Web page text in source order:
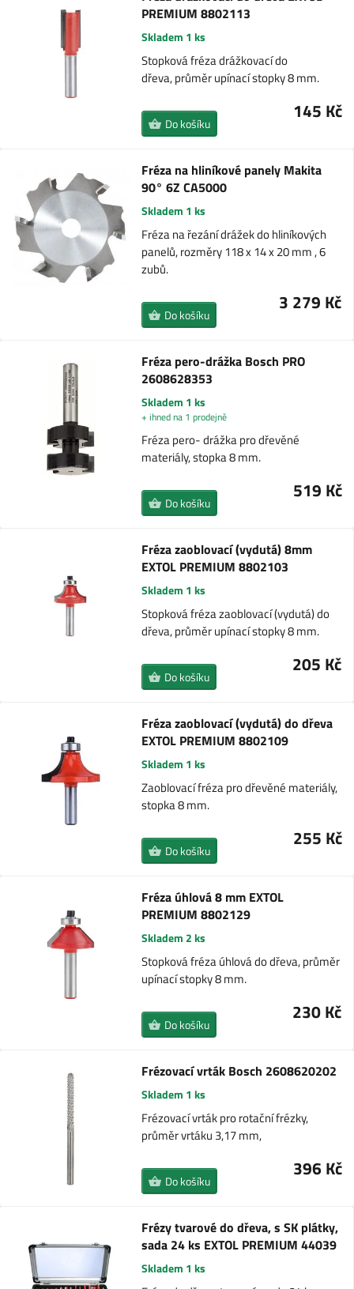
PREMIUM 8802113
Skladem 1 ks
Stopková fréza drážkovací do
dřeva, průměr upínací stopky 8 mm.
145 Kč
Do košíku
Fréza na hliníkové panely Makita
90° 6Z CA5000
Skladem 1 ks
Fréza na řezání drážek do hliníkových
panelů, rozměry 118 x 14 x 20 mm , 6
zubů.
3 279 Kč
Do košíku
Fréza pero-drážka Bosch PRO
2608628353
Skladem 1 ks
+ ihned na 1 prodejně
Fréza pero- drážka pro dřevěné
materiály, stopka 8 mm.
519 Kč
Do košíku
Fréza zaoblovací (vydutá) 8mm
EXTOL PREMIUM 8802103
Skladem 1 ks
Stopková fréza zaoblovací (vydutá) do
dřeva, průměr upínací stopky 8 mm.
205 Kč
Do košíku
Fréza zaoblovací (vydutá) do dřeva
EXTOL PREMIUM 8802109
Skladem 1 ks
Zaoblovací fréza pro dřevěné materiály,
stopka 8 mm.
255 Kč
Do košíku
Fréza úhlová 8 mm EXTOL
PREMIUM 8802129
Skladem 2 ks
Stopková fréza úhlová do dřeva, průměr
upínací stopky 8 mm.
230 Kč
Do košíku
Frézovací vrták Bosch 2608620202
Skladem 1 ks
Frézovací vrták pro rotační frézky,
průměr vrtáku 3,17 mm,
396 Kč
Do košíku
Frézy tvarové do dřeva, s SK plátky,
sada 24 ks EXTOL PREMIUM 44039
Skladem 1 ks